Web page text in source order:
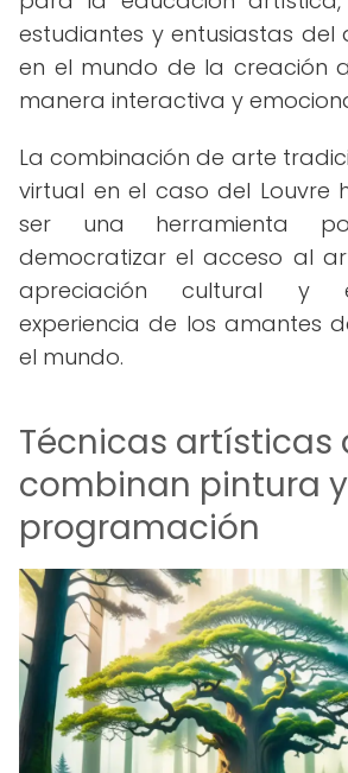
estudiantes y entusiastas del
en el mundo de la creación
manera interactiva y
La combinación de arte
virtual en el caso del Louvre
ser una herramienta
democratizar el acceso al
apreciación cultural y
experiencia de los amantes
el mundo.
Técnicas artísticas
combinan pintura y
programación